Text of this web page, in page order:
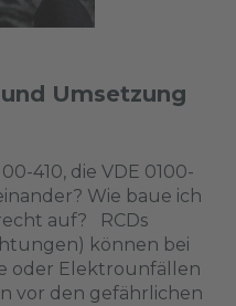
Umsetzung
410, die VDE 0100-
Wie baue ich
auf? RCDs
können bei
oder Elektrounfällen
vor den gefährlichen